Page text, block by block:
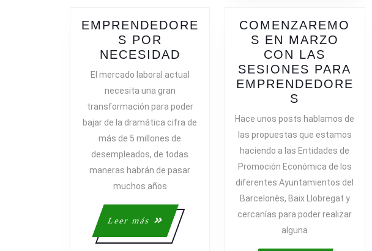
EMPRENDEDORE
S POR
NECESIDAD EMPRENDEDORES
POR
NECESIDAD
El mercado laboral actual
necesita una gran
transformación para poder
bajar de la dramática cifra de
más de 5 millones de
desempleados, de todas
maneras habrán de pasar
muchos años
Leer más
Leer
más
COMENZAREMO
S EN MARZO
CON LAS
SESIONES PARA
EMPRENDEDORE
S
EN
CON
LAS
SESIONES
PARA
Hace unos posts hablamos de
las propuestas que estamos
haciendo a las Entidades de
Promoción Económica de los
diferentes Ayuntamientos del
Barcelonès, Baix Llobregat y
cercanías para poder realizar
alguna